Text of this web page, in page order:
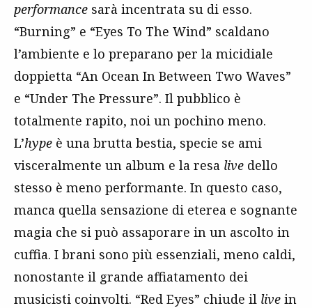
performance sarà incentrata su di esso.
“Burning” e “Eyes To The Wind” scaldano
l’ambiente e lo preparano per la micidiale
doppietta “An Ocean In Between Two Waves”
e “Under The Pressure”. Il pubblico è
totalmente rapito, noi un pochino meno.
L’hype è una brutta bestia, specie se ami
visceralmente un album e la resa live dello
stesso è meno performante. In questo caso,
manca quella sensazione di eterea e sognante
magia che si può assaporare in un ascolto in
cuffia. I brani sono più essenziali, meno caldi,
nonostante il grande affiatamento dei
musicisti coinvolti. “Red Eyes” chiude il live in